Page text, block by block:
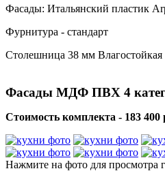
Фасады: Итальянский пластик
Фурнитура - стандарт
Столешница 38 мм Влагостойкая
Фасады МДФ ПВХ 4
Стоимость комплекта - 183 400
Нажмите на фото для просмотра